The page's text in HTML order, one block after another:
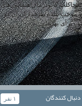
گانودرما راهنمایی های
و موجب شده طرفداران آن دو
برای بهره
دنبال كنندگان ۱ نفر